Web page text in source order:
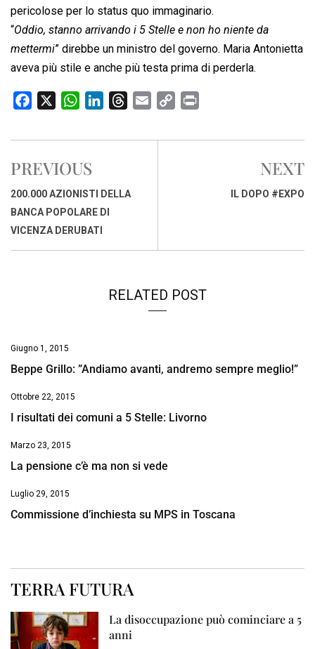
pericolose per lo status quo immaginario.
“Oddio, stanno arrivando i 5 Stelle e non ho niente da
mettermi” direbbe un ministro del governo. Maria Antonietta
aveva più stile e anche più testa prima di perderla.
c
b
o
o
k
W
a
s
A
p
p
n
d
I
r
d
a
p
i
PREVIOUS
200.000 AZIONISTI DELLA
BANCA POPOLARE DI
VICENZA DERUBATI
NEXT
IL DOPO #EXPO
RELATED POST
Giugno 1, 2015
Beppe Grillo: ”Andiamo avanti, andremo sempre meglio!”
Ottobre 22, 2015
I risultati dei comuni a 5 Stelle: Livorno
Marzo 23, 2015
La pensione c’è ma non si vede
Luglio 29, 2015
Commissione d’inchiesta su MPS in Toscana
TERRA FUTURA
La disoccupazione può cominciare a 5
anni